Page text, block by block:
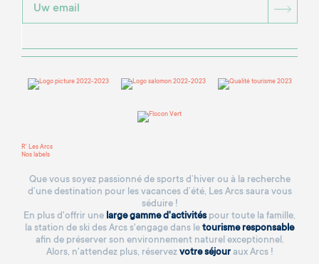
R' Les Arcs
Nos labels
Que vous soyez passionné de sports d’hiver ou à la recherche
d’une destination pour les vacances d’été, Les Arcs saura vous
séduire !
En plus d'offrir une large gamme d'activitéspour toute la famille,
la station de ski des Arcs s'engage dans le tourisme responsable
afin de préserver son environnement naturel exceptionnel.
Alors, n'attendez plus, réservez votre séjouraux Arcs !